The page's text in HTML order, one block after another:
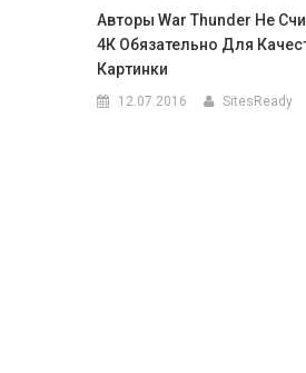
Авторы War Thunder Не
4К Обязательно Для
Картинки
12.07.2016 SitesReady